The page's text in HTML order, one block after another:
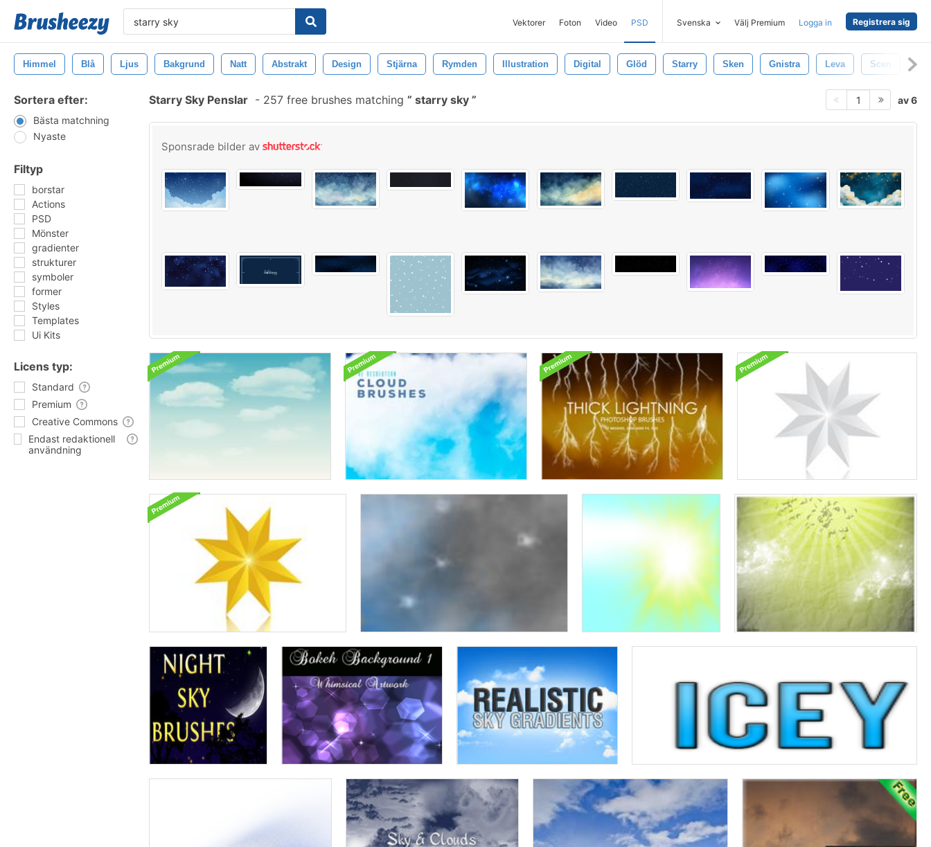
Vektorer Foton Video PSD Svenska Välj Premium Logga in Registrera sig
Himmel Blå Ljus Bakgrund Natt Abstrakt Design Stjärna Rymden Illustration Digital Glöd Starry Sken Gnistra Leva Scen
Sortera efter:
Bästa matchning
Nyaste
Filtyp
borstar
Actions
PSD
Mönster
gradienter
strukturer
symboler
former
Styles
Templates
Ui Kits
Licens typ:
Standard
Premium
Creative Commons
Endast redaktionell
användning
Starry Sky Penslar - 257 free brushes matching starry sky 1 av 6
Sponsrade bilder av